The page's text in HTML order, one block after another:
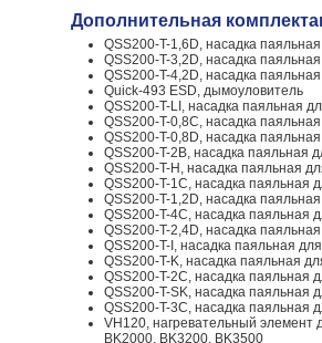
Дополнительная
QSS200-T-1,6D, насадка
QSS200-T-3,2D, насадка
QSS200-T-4,2D, насадка
Quick-493 ESD, дымоуловитель
QSS200-T-LI, насадка паяльная
QSS200-T-0,8C, насадка
QSS200-T-0,8D, насадка
QSS200-T-2B, насадка паяльная
QSS200-T-H, насадка паяльная
QSS200-T-1C, насадка паяльная
QSS200-T-1,2D, насадка
QSS200-T-4C, насадка паяльная
QSS200-T-2,4D, насадка
QSS200-T-I, насадка паяльная
QSS200-T-K, насадка паяльная
QSS200-T-2C, насадка паяльная
QSS200-T-SK, насадка паяльная
QSS200-T-3C, насадка паяльная
VH120, нагревательный элемент
BK2000, BK3200, BK3500